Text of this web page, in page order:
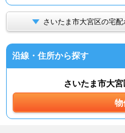
さいたま市大宮区の宅
沿線・住所から探す
さいたま市大
物